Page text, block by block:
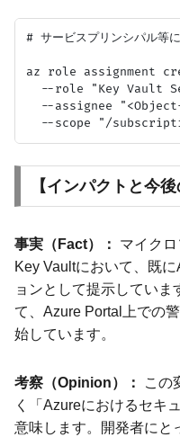
# サービスプリンシパル等に
az role assignment
--role "Key Vault
--assignee
【インパクトと今後
事実（Fact）：
マイク
Key Vaultにおいて、既
ョンとして提示してい
て、Azure Portal上での
始しています。
考察（Opinion）：
この
く「Azureにおけるセキ
意味します。開発者にと